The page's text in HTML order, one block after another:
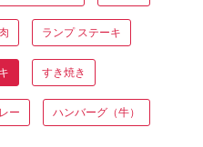
ランプ ステーキ
すき焼き
ー ハンバーグ（牛）